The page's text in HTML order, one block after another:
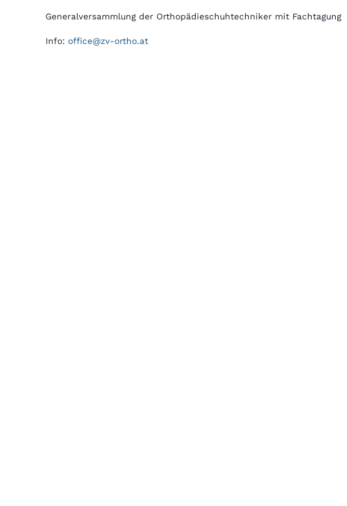
Generalversammlung der Orthopädieschuhtechniker mit Fachtagung
Info: office@zv-ortho.at